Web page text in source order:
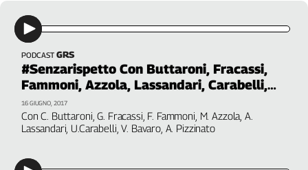
Economia
Lavoro
Ambiente
Diritti
Welfare
Italia
Culture
PODCAST GRS
#Senzarispetto Con Buttaroni, Fracassi,
Fammoni, Azzola, Lassandari, Carabelli,
Bavaro, Pizzinato
Con C. Buttaroni, G. Fracassi, F. Fammoni, M. Azzola, A.
Lassandari, U.Carabelli, V. Bavaro, A. Pizzinato
16 GIUGNO, 2017